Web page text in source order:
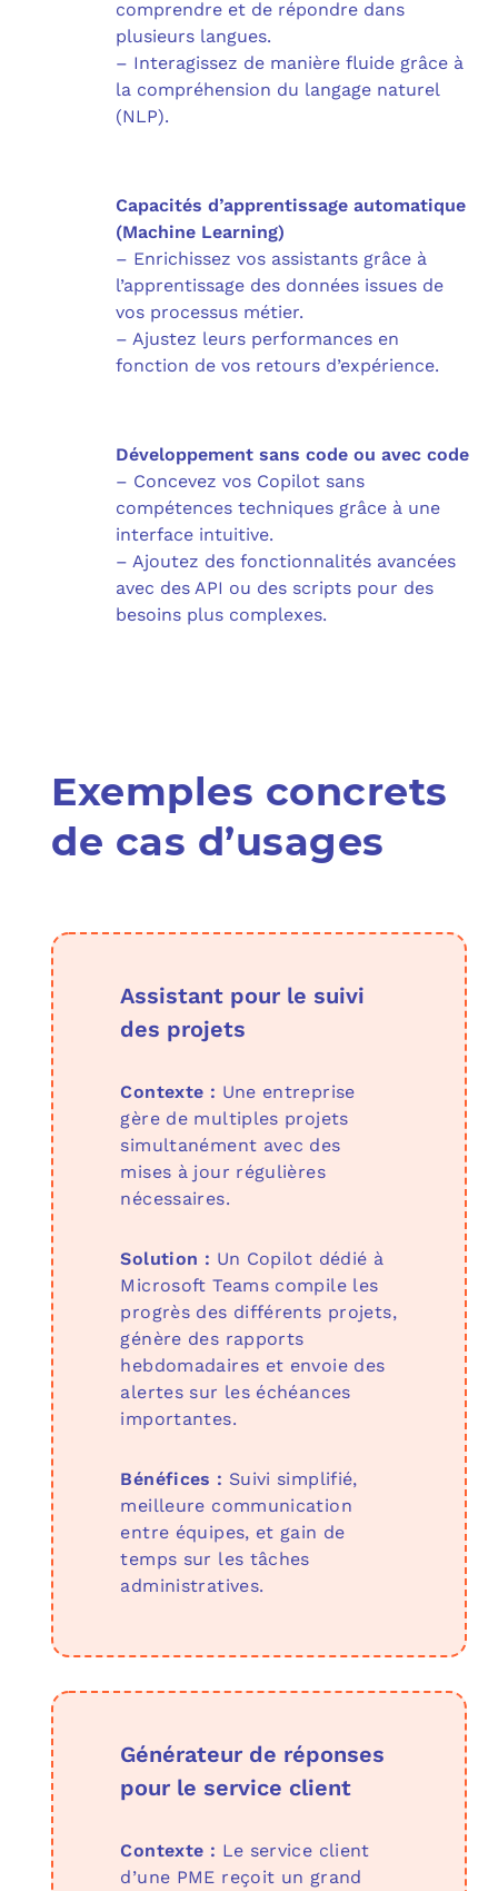
comprendre et de répondre dans
plusieurs langues.
– Interagissez de manière fluide grâce à
la compréhension du langage naturel
(NLP).
Capacités d’apprentissage automatique
(Machine Learning)
– Enrichissez vos assistants grâce à
l’apprentissage des données issues de
vos processus métier.
– Ajustez leurs performances en
fonction de vos retours d’expérience.
Développement sans code ou avec code
– Concevez vos Copilot sans
compétences techniques grâce à une
interface intuitive.
– Ajoutez des fonctionnalités avancées
avec des API ou des scripts pour des
besoins plus complexes.
Exemples concrets
de cas d’usages
Assistant pour le suivi
des projets
Contexte : Une entreprise
gère de multiples projets
simultanément avec des
mises à jour régulières
nécessaires.
Solution : Un Copilot dédié à
Microsoft Teams compile les
progrès des différents projets,
génère des rapports
hebdomadaires et envoie des
alertes sur les échéances
importantes.
Bénéfices : Suivi simplifié,
meilleure communication
entre équipes, et gain de
temps sur les tâches
administratives.
Générateur de réponses
pour le service client
Contexte : Le service client
d’une PME reçoit un grand